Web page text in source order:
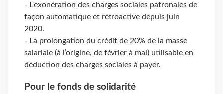
- L'exonération des charges sociales patronales de
façon automatique et rétroactive depuis juin
2020.
- La prolongation du crédit de 20% de la masse
salariale (à l’origine, de février à mai) utilisable en
déduction des charges sociales à payer.
Pour le fonds de solidarité